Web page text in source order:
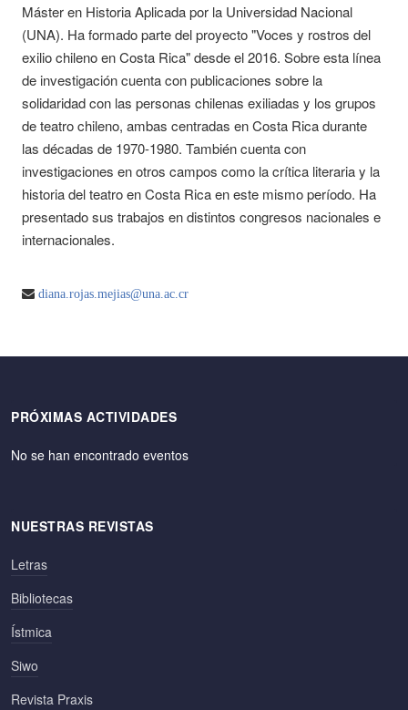
Máster en Historia Aplicada por la Universidad Nacional
(UNA). Ha formado parte del proyecto "Voces y rostros del
exilio chileno en Costa Rica" desde el 2016. Sobre esta línea
de investigación cuenta con publicaciones sobre la
solidaridad con las personas chilenas exiliadas y los grupos
de teatro chileno, ambas centradas en Costa Rica durante
las décadas de 1970-1980. También cuenta con
investigaciones en otros campos como la crítica literaria y la
historia del teatro en Costa Rica en este mismo período. Ha
presentado sus trabajos en distintos congresos nacionales e
internacionales.
diana.rojas.mejias@una.ac.cr
PRÓXIMAS ACTIVIDADES
No se han encontrado eventos
NUESTRAS REVISTAS
Letras
Bibliotecas
Ístmica
Siwo
Revista Praxis